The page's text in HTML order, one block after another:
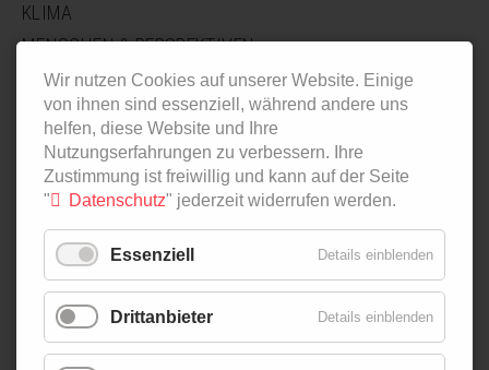
KLIMA
MENSCHEN & PERSPEKTIVEN
POLITICS
ALLE BEITRÄGE
NAVIGATION
ÜBERSPRINGEN
PODCAST
IN ZAHLEN
INNOVATION LAB
SPECIAL EDITIONS
NAVIGATION
ÜBERSPRINGEN
ÜBER UNS
Wir nutzen Cookies auf unserer Website. Einige
von ihnen sind essenziell, während andere uns
helfen, diese Website und Ihre
Nutzungserfahrungen zu verbessern. Ihre
Zustimmung ist freiwillig und kann auf der Seite
"
Datenschutz" jederzeit widerrufen werden.
Essenziell Details einblenden
Drittanbieter Details einblenden